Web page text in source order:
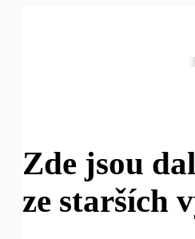
Zde jsou
ze starších